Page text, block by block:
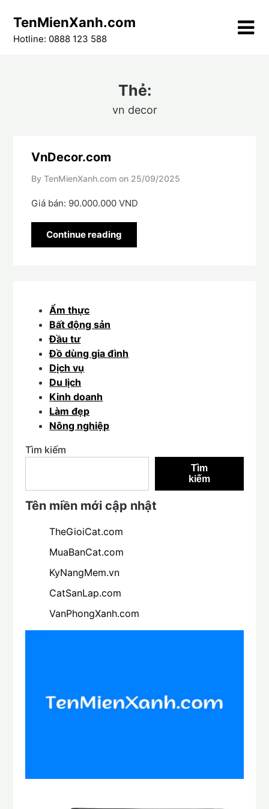
content
TenMienXanh.com
Hotline: 0888 123 588
Thẻ:
vn decor
VnDecor.com
By TenMienXanh.com on 25/09/2025
Giá bán: 90.000.000 VND
Continue reading
Ẩm thực
Bất động sản
Đầu tư
Đồ dùng gia đình
Dịch vụ
Du lịch
Kinh doanh
Làm đẹp
Nông nghiệp
Tìm kiếm
Tìm
kiếm
Tên miền mới cập nhật
TheGioiCat.com
MuaBanCat.com
KyNangMem.vn
CatSanLap.com
VanPhongXanh.com